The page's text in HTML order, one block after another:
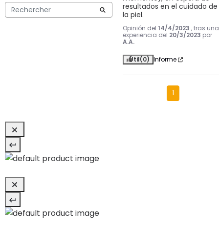
resultados en el cuidado de
la piel.
Opinión del 14/4/2023 , tras una
experiencia del 20/3/2023 por
A.A.
Útil(0) Informe
1